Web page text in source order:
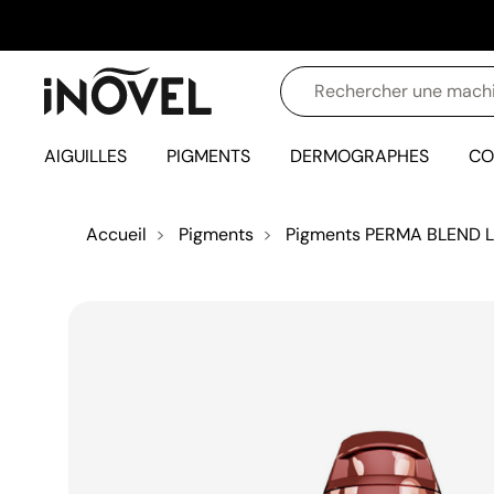
AIGUILLES PIGMENTS DERMOGRAPHES
Accueil Pigments Pigments PERMA BLEND